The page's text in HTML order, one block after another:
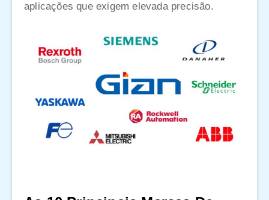
aplicações que exigem elevada precisão.